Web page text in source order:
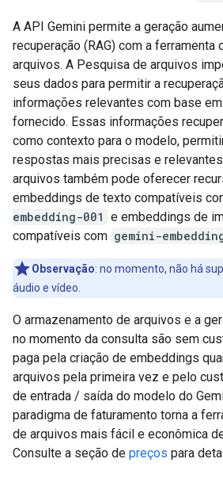
A API Gemini permite a geração
recuperação (RAG) com a ferramenta
arquivos. A Pesquisa de arquivos
seus dados para permitir a
informações relevantes com base
fornecido. Essas informações
como contexto para o modelo,
respostas mais precisas e
arquivos também pode oferecer
embeddings de texto compatíveis
embedding-001 e embeddings de
compatíveis com gemini-
Observação: no momento, não há
áudio e vídeo.
O armazenamento de arquivos e a
no momento da consulta são sem
paga pela criação de embeddings
arquivos pela primeira vez e pelo
de entrada / saída do modelo do
paradigma de faturamento torna a
de arquivos mais fácil e econômica
Consulte a seção de preços para